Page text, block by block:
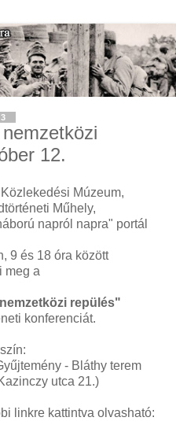
12.
Múzeum,
Műhely,
napról napra" portál
9 és 18 óra között
meg a
repülés"
konferenciát.
- Bláthy terem
utca 21.)
linkre kattintva olvasható: